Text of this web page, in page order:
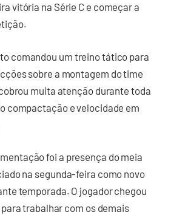
vitória na Série C e começar a
comandou um treino tático para
sobre a montagem do time
muita atenção durante toda
compactação e velocidade em
foi a presença do meia
na segunda-feira como novo
temporada. O jogador chegou
para trabalhar com os demais